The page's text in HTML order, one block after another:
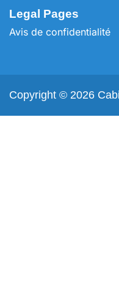
Legal Pages
Avis de confidentialité
Copyright © 2026